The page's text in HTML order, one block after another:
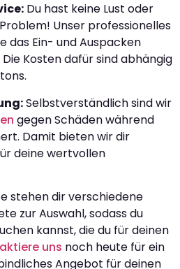
Du hast keine Lust oder
Unser professionelles
das Ein- und Auspacken
Kosten dafür sind abhängig
Selbstverständlich sind wir
gegen Schäden während
Damit bieten wir dir
deine wertvollen
stehen dir verschiedene
zur Auswahl, sodass du
kannst, die du für deinen
uns noch heute für ein
Angebot für deinen